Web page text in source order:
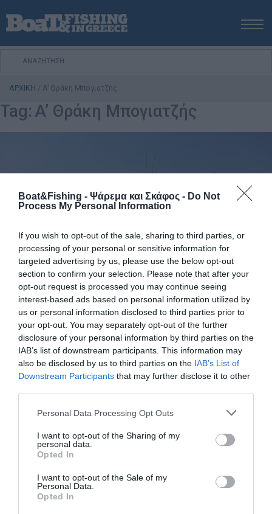
Boat&Fishing - Ψάρεμα και Σκάφος - Do Not
Process My Personal Information
If you wish to opt-out of the sale, sharing to third parties, or
processing of your personal or sensitive information for
targeted advertising by us, please use the below opt-out
section to confirm your selection. Please note that after your
opt-out request is processed you may continue seeing
interest-based ads based on personal information utilized by
us or personal information disclosed to third parties prior to
your opt-out. You may separately opt-out of the further
disclosure of your personal information by third parties on the
IAB’s list of downstream participants. This information may
also be disclosed by us to third parties on the IAB’s List of
Downstream Participants that may further disclose it to other
Personal Data Processing Opt Outs
I want to opt-out of the Sharing of my
personal data.
Opted In
I want to opt-out of the Sale of my
Personal Data.
Opted In
ΑΡΧΙΚΗ
ΕΚΔΟΣΕΙΣ
ΨΑΡΕΜΑ ΑΠΟ ΑΚΤΗ
ΨΑΡΕΜΑ ΑΠΟ ΣΚΑΦΟΣ
ΕΞΟΠΛΙΣΜΟΣ
BOAT & FISHING SHOW 2025
ΑΡΧΙΚΗ / A’ Θράκη Μπογιατζής
Tag: A’ Θράκη Μπογιατζής
A’ Θράκη Boats: Φουσκωτό Μακεδονία 4.85
Στη Θράκη δραστηριοποιείται µία από τις µεγαλύτερες
κάθετες µονάδες κατασκευής, συντήρησης και επισκευής
σκαφών. Η Α’ Θράκη είναι γνωστή στη βόρεια Ελλάδα αλλά και
τα νησιά του βόρειου Αιγαίου για την παραγωγή
ναυτικών κινητήρων. Επισκευάζει κινητήρες όλων των